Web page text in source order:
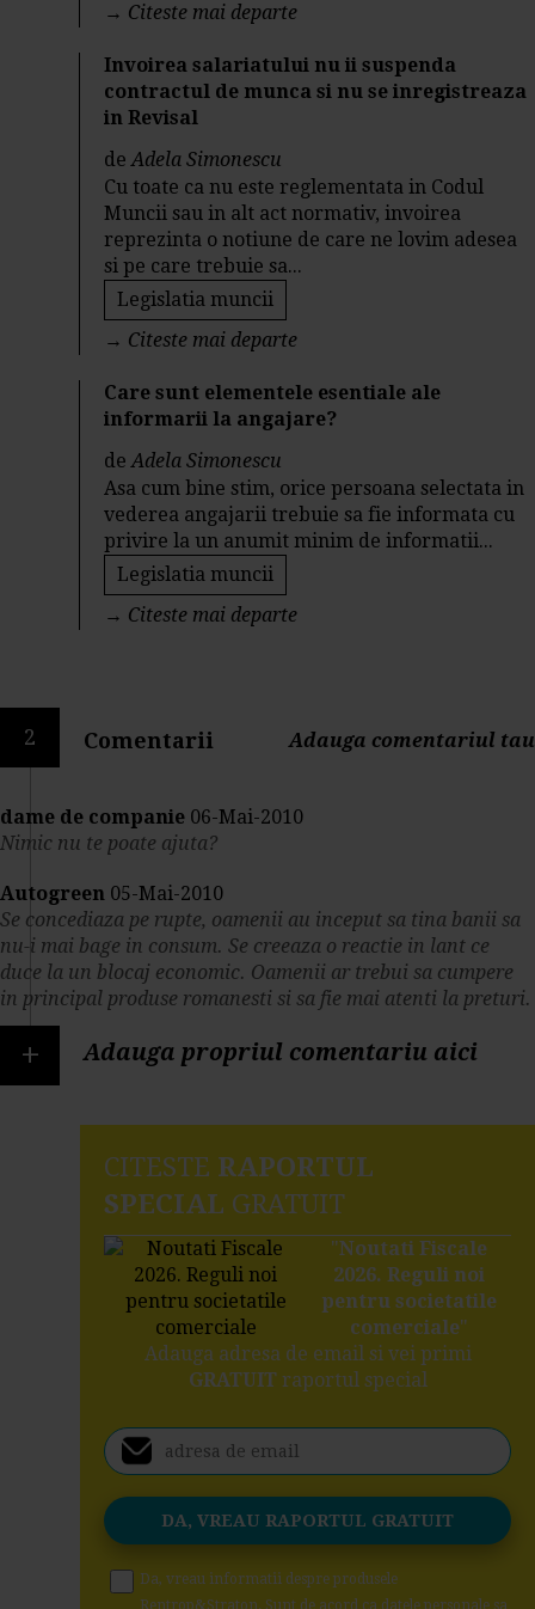
→ Citeste mai departe
Invoirea salariatului nu ii suspenda
contractul de munca si nu se inregistreaza
in Revisal
deAdela Simonescu
Cu toate ca nu este reglementata in Codul
Muncii sau in alt act normativ, invoirea
reprezinta o notiune de care ne lovim adesea
si pe care trebuie sa...
Legislatia muncii
→ Citeste mai departe
Care sunt elementele esentiale ale
informarii la angajare?
deAdela Simonescu
Asa cum bine stim, orice persoana selectata in
vederea angajarii trebuie sa fie informata cu
privire la un anumit minim de informatii...
Legislatia muncii
→ Citeste mai departe
2 Comentarii Adauga comentariul tau
dame de companie 06-Mai-2010
Nimic nu te poate ajuta?
Autogreen 05-Mai-2010
Se concediaza pe rupte, oamenii au inceput sa tina banii sa
nu-i mai bage in consum. Se creeaza o reactie in lant ce
duce la un blocaj economic. Oamenii ar trebui sa cumpere
in principal produse romanesti si sa fie mai atenti la preturi.
+ Adauga propriul comentariu aici
CITESTE RAPORTUL
SPECIAL GRATUIT
"Noutati Fiscale
2026. Reguli noi
pentru societatile
comerciale"
Adauga adresa de email si vei primi
GRATUITraportul special
Da, vreau informatii despre produsele
Rentrop&Straton. Sunt de acord ca datele personale sa